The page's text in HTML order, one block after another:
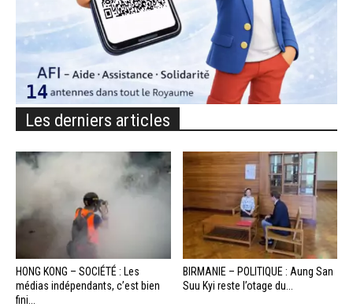
Les derniers articles
HONG KONG – SOCIÉTÉ : Les
médias indépendants, c’est bien
fini...
BIRMANIE – POLITIQUE : Aung San
Suu Kyi reste l’otage du...